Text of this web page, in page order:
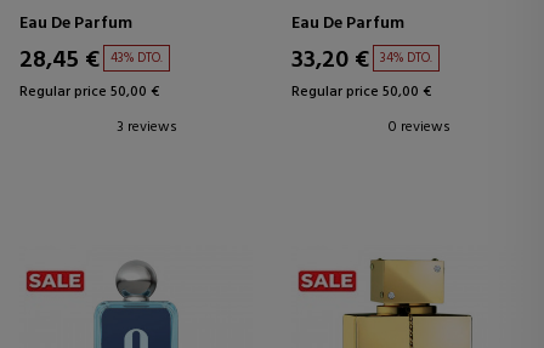
Eau De Parfum
28,45 € 43% DTO.
Regular price 50,00 €
3 reviews
Eau De Parfum
33,20 € 34% DTO.
Regular price 50,00 €
0 reviews